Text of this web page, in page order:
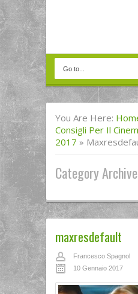
You Are Here:
Consigli Per Il
2017 »
Category
maxresdefault
Francesco Spagnol
10 Gennaio 2017